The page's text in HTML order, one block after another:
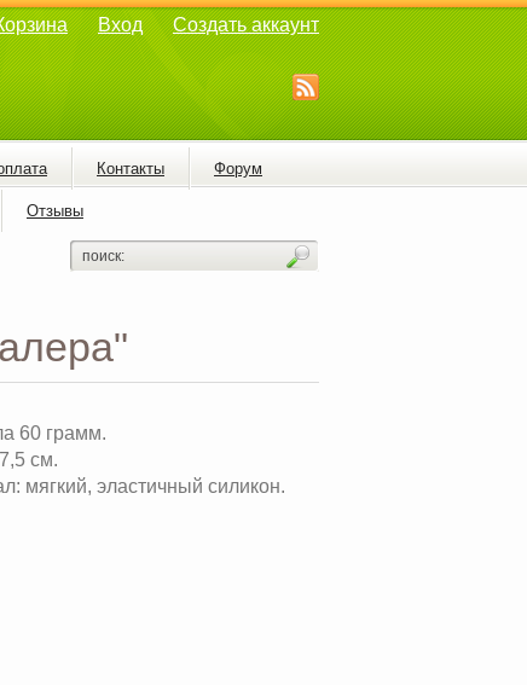
Вход Создать аккаунт
Контакты Форум
Отзывы
60 грамм.
см.
мягкий, эластичный силикон.